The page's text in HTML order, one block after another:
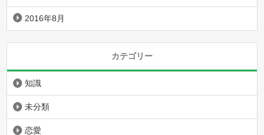
2016年8月
カテゴリー
知識
未分類
恋愛